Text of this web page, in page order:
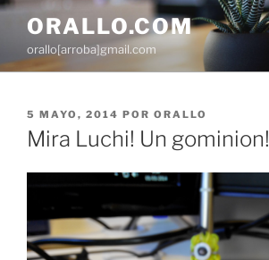
Saltar
contenido
ORALLO.COM
orallo[arroba]gmail.com
PUBLICADO
EL
5 MAYO, 2014 POR ORALLO
Mira Luchi! Un gominion!